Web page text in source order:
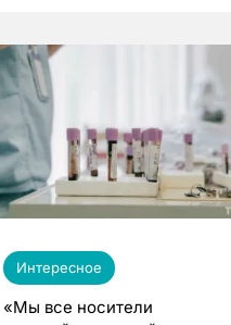
Интересное
«Мы все носители